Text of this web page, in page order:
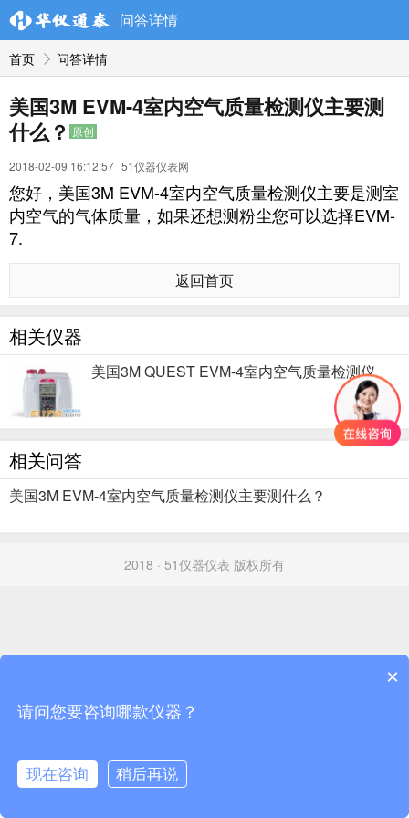
问答详情
首页 问答详情
美国3M EVM-4室内空气质量检测仪主要测
什么？ 原创
2018-02-09 16:12:57 51仪器仪表网
您好，美国3M EVM-4室内空气质量检测仪主要是测室
内空气的气体质量，如果还想测粉尘您可以选择EVM-
7.
返回首页
相关仪器
美国3M QUEST EVM-4室内空气质量检测仪
相关问答
美国3M EVM-4室内空气质量检测仪主要测什么？
2018 · 51仪器仪表 版权所有
×
请问您要咨询哪款仪器？
现在咨询 稍后再说